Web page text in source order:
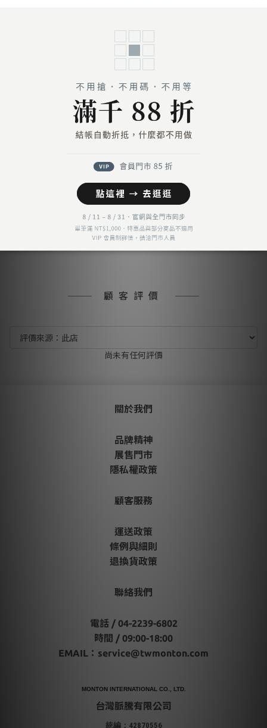
送貨及付款方式
送貨方式
7-11超商取貨 付款（約4-5天送達）
7-11超商取貨不付款 （約4-5天送達）
宅配到府（金門／馬祖／澎湖 外島地區除外）
金門／馬祖／澎湖 等外島地區（郵寄）
港澳地區（順豐運費到付）
付款方式
Apple Pay
7-11 超商取貨付款
LINE Pay
匯款 (台灣脈騰指定帳號)
信用卡分期付款-三期
顧客評價
尚未有任何評價
關於我們
品牌精神
展售門市
隱私權政策
顧客服務
運送政策
條例與細則
退換貨政策
聯絡我們
電話 / 04-2239-6802
時間 / 09:00-18:00
EMAIL： service@twmonton.com
MONTON INTERNATIONAL CO., LTD.
台灣脈騰有限公司
統編：42870556